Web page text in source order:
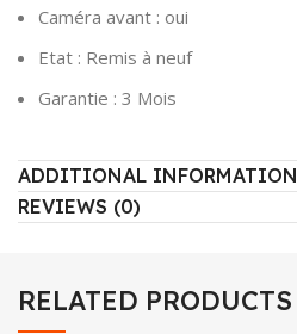
Caméra avant : oui
Etat : Remis à neuf
Garantie : 3 Mois
ADDITIONAL INFORMATION
REVIEWS (0)
RELATED PRODUCTS